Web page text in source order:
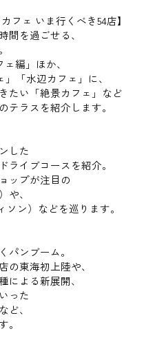
フェ いま行くべき54店】
間を過ごせる、
編」ほか、
「水辺カフェ」に、
たい「絶景カフェ」など
テラスを紹介します。
した
ライブコースを紹介。
ップが注目の
、
ソン）などを巡ります。
パンブーム。
の東海初上陸や、
による新展開、
った
ど、
。